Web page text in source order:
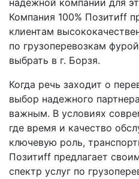
надежной компании для
Компания 100% Позитиff
клиентам
по грузоперевозкам
выбрать в г. Борзя.
Когда речь заходит о
выбор надежного
важным. В условиях
где время и качество
ключевую роль,
Позитиff предлагает
спектр услуг по